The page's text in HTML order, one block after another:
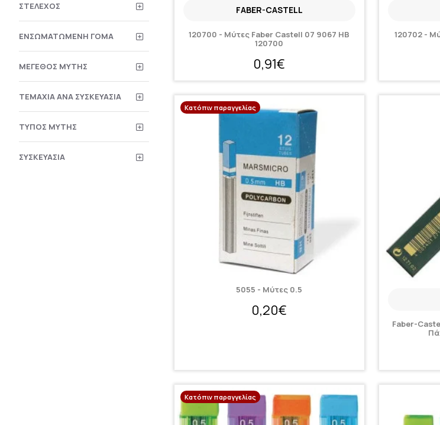
ΣΤΈΛΕΧΟΣ
ΕΝΣΩΜΑΤΩΜΈΝΗ ΓΌΜΑ
ΜΈΓΕΘΟΣ ΜΎΤΗΣ
ΤΕΜΆΧΙΑ ΑΝΆ ΣΥΣΚΕΥΑΣΊΑ
ΤΎΠΟΣ ΜΎΤΗΣ
ΣΥΣΚΕΥΑΣΊΑ
FABER-CASTELL
120700 - Μύτες Faber Castell 07 9067 HB
120700
0,91€
120702 -
Κατόπιν παραγγελίας
5055 - Μύτες 0.5
0,20€
Faber-
Κατόπιν παραγγελίας